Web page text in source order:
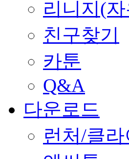
리니지(
친구찾기
카툰
Q&A
다운로드
런처/클라